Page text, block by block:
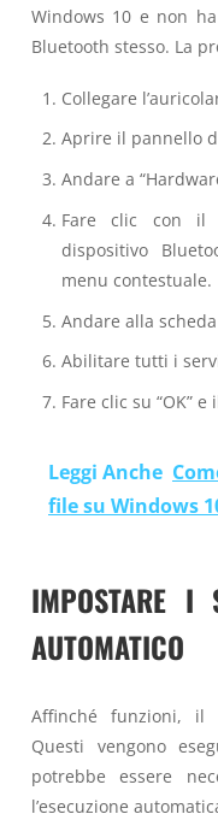
Windows 10 e non
Bluetooth stesso. La
Collegare
Aprire il pannello
Andare a
Fare clic con il
dispositivo
menu contestuale.
Andare alla scheda
Abilitare tutti i
Fare clic su “OK”
Leggi Anche
file su Windows
IMPOSTARE I
AUTOMATICO
Affinché funzioni, il
Questi vengono
potrebbe essere
l’esecuzione